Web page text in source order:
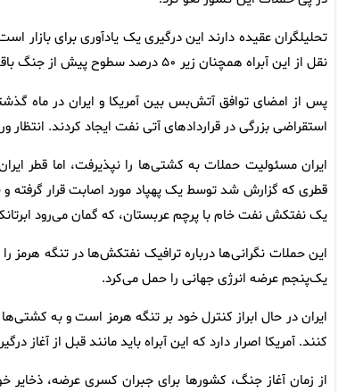
تحلیلگران عقیده دارند این درگیری یک یادآوری برای
نقل از این آبراه همچنان زیر ۵۰ درصد سطوح پیش از جنگ باقی بماند، محدودیت‌های عرضه می‌تواند باعث افزایش بیشتر قیمت نفت شود.
پس از امضای توافق آتش‌بس بین آمریکا و ایران در ماه
استقراضی بزرگی در قراردادهای آتی نفت ایجاد کردند.
قطری که گزارش شد توسط یک پهپاد مورد اصابت قرار
یک نفتکش نفت خام با پرچم عربستان، که گمان می‌رود
این حملات نگرانی‌ها درباره ترافیک نفتکش‌ها در تنگه هرمز
یک‌پنجم عرضه انرژی جهانی را حمل می‌کرد.
ایران در حال ابراز کنترل خود بر تنگه هرمز است و به
کنند. آمریکا اصرار دارد که این آبراه باید مانند قبل از آغاز
از زمان آغاز جنگ، کشورها برای جبران کسری عرضه، ذخایر